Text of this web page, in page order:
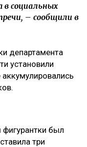
в социальных
– сообщили в
департамента
установили
фигурантки был
три